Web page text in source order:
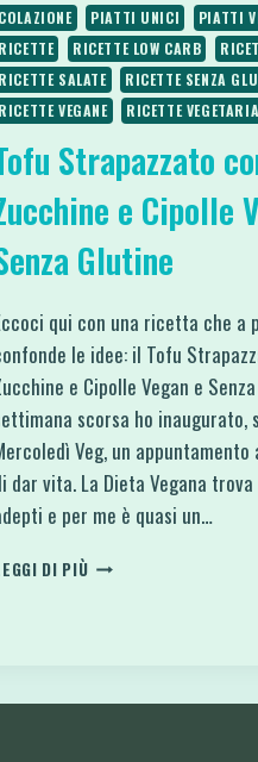
COLAZIONE PIATTI UNICI
PIATTI
RICETTE
RICETTE LOW CARB
RICETTE SALATE
RICETTE SENZA
RICETTE VEGANE
RICETTE
Strapazzato
e Cipolle
Glutine
qui con una ricetta che a
le idee: il Tofu
e Cipolle Vegan e
scorsa ho inaugurato,
Veg, un appuntamento
dar vita. La Dieta Vegana
e per me è quasi un…
DI PIÙTOFU
VEGAN